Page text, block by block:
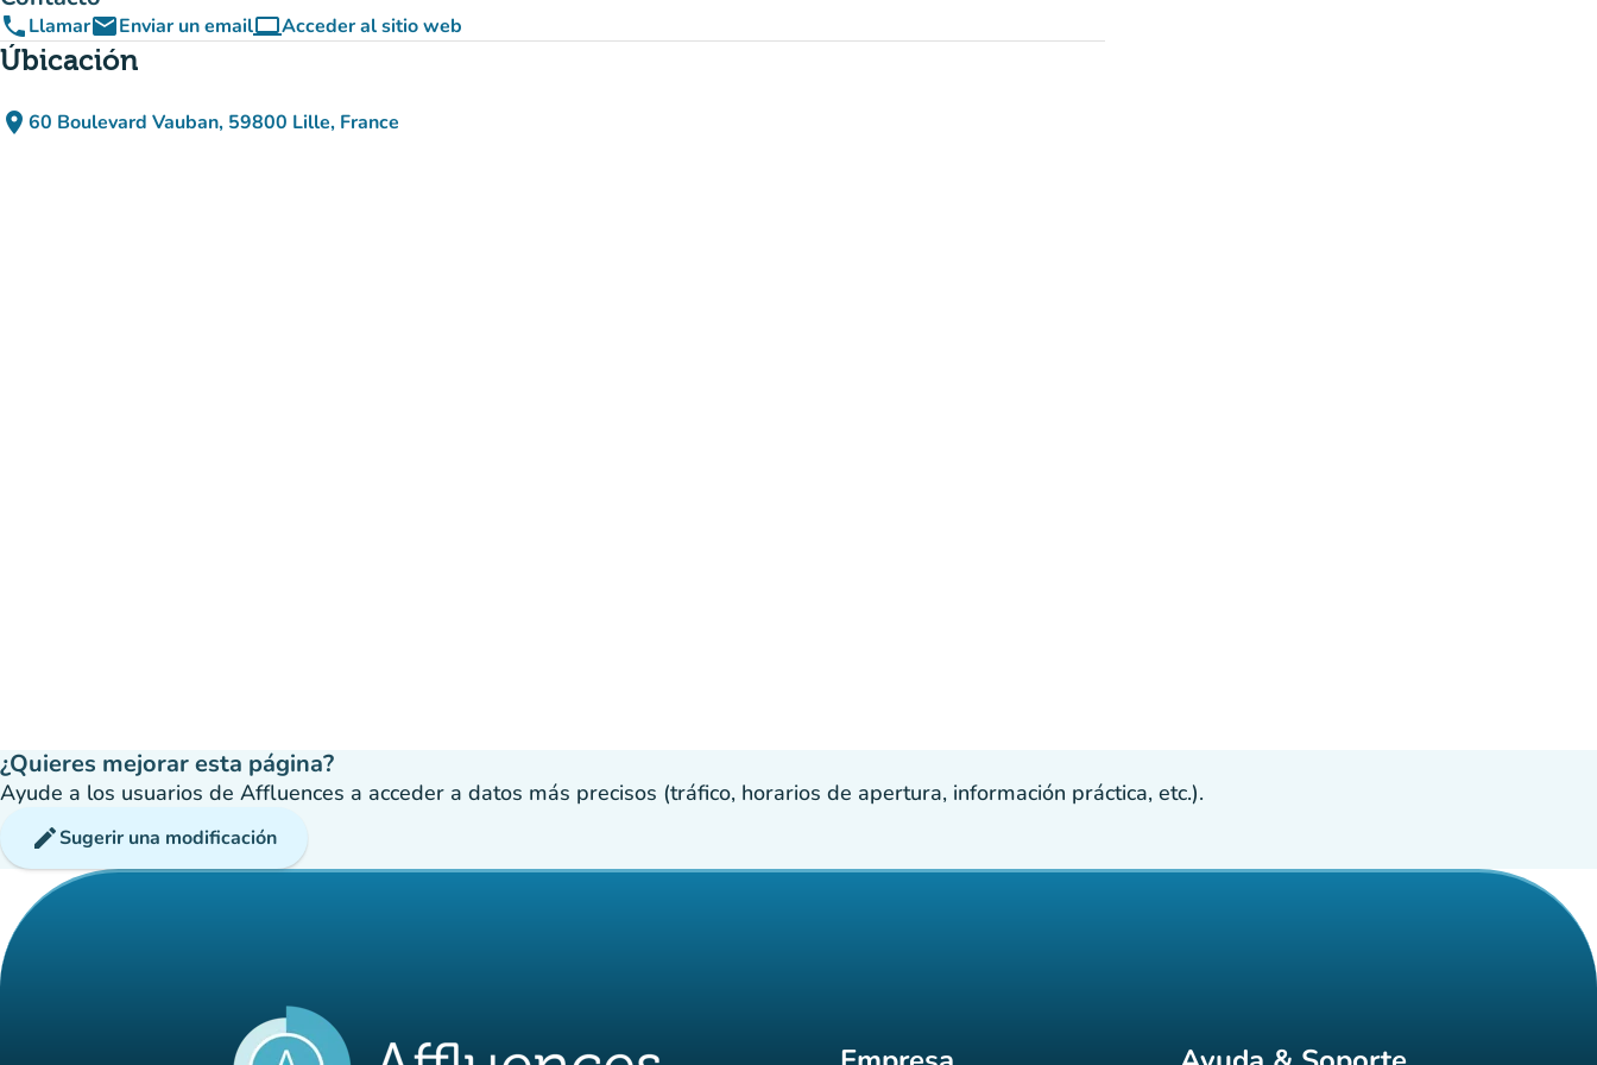
phoneLlamaremailEnviar un emailcomputerAcceder al sitio web
(nueva pestaña)
Úbicación
place 60 Boulevard Vauban, 59800 Lille, France
(abrir en Google Maps)
(nueva pestaña)
¿Quieres mejorar esta página?
Ayude a los usuarios de Affluences a acceder a datos más precisos (tráfico, horarios de apertura, información práctica, etc.).
editSugerir una modificación